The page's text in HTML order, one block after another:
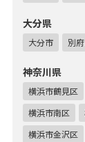
大分県
大分市 別
神奈川県
横浜市鶴見区
横浜市南区
横浜市金沢区